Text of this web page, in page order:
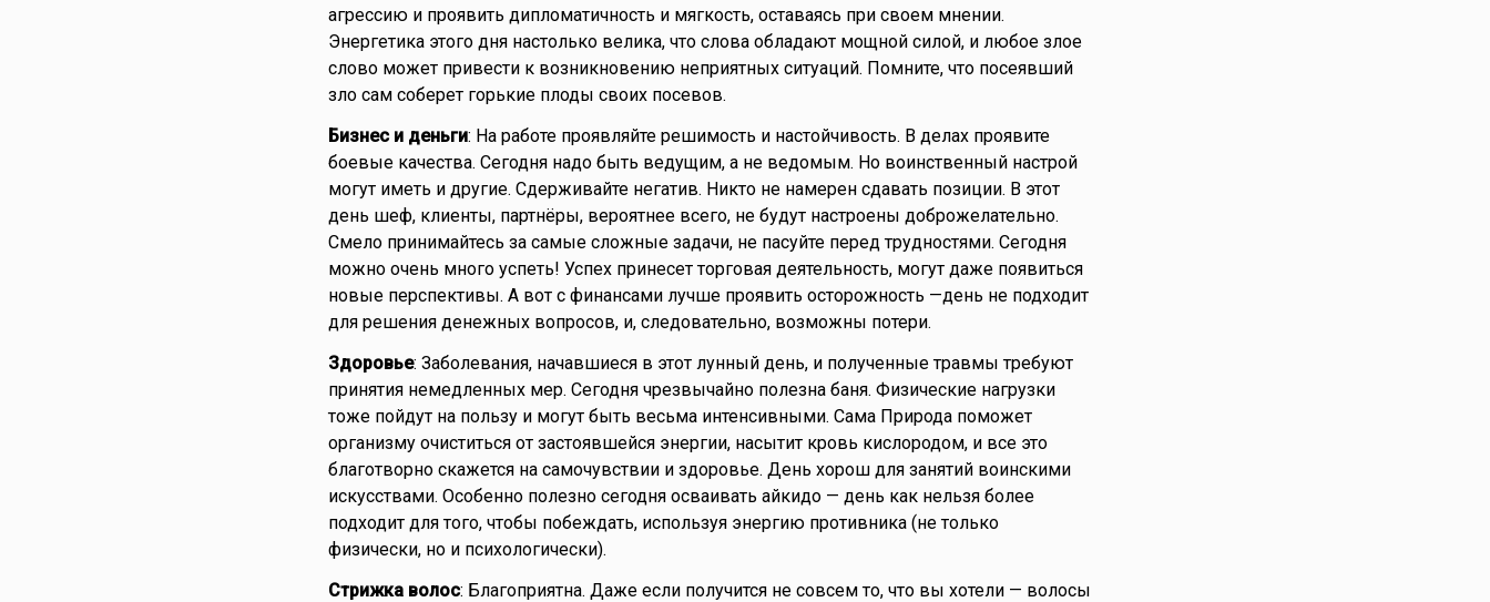
агрессию и проявить дипломатичность и мягкость, оставаясь при своем мнении.
Энергетика этого дня настолько велика, что слова обладают мощной силой, и любое злое
слово может привести к возникновению неприятных ситуаций. Помните, что посеявший
зло сам соберет горькие плоды своих посевов.
Бизнес и деньги: На работе проявляйте решимость и настойчивость. В делах проявите
боевые качества. Сегодня надо быть ведущим, а не ведомым. Но воинственный настрой
могут иметь и другие. Сдерживайте негатив. Никто не намерен сдавать позиции. В этот
день шеф, клиенты, партнёры, вероятнее всего, не будут настроены доброжелательно.
Смело принимайтесь за самые сложные задачи, не пасуйте перед трудностями. Сегодня
можно очень много успеть! Успех принесет торговая деятельность, могут даже появиться
новые перспективы. А вот с финансами лучше проявить осторожность —день не подходит
для решения денежных вопросов, и, следовательно, возможны потери.
Здоровье: Заболевания, начавшиеся в этот лунный день, и полученные травмы требуют
принятия немедленных мер. Сегодня чрезвычайно полезна баня. Физические нагрузки
тоже пойдут на пользу и могут быть весьма интенсивными. Сама Природа поможет
организму очиститься от застоявшейся энергии, насытит кровь кислородом, и все это
благотворно скажется на самочувствии и здоровье. День хорош для занятий воинскими
искусствами. Особенно полезно сегодня осваивать айкидо — день как нельзя более
подходит для того, чтобы побеждать, используя энергию противника (не только
физически, но и психологически).
Стрижка волос: Благоприятна. Даже если получится не совсем то, что вы хотели — волосы